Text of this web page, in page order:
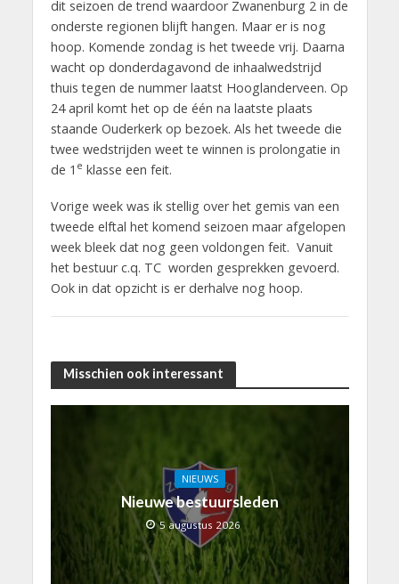
dit seizoen de trend waardoor Zwanenburg 2 in de
onderste regionen blijft hangen. Maar er is nog
hoop. Komende zondag is het tweede vrij. Daarna
wacht op donderdagavond de inhaalwedstrijd
thuis tegen de nummer laatst Hooglanderveen. Op
24 april komt het op de één na laatste plaats
staande Ouderkerk op bezoek. Als het tweede die
twee wedstrijden weet te winnen is prolongatie in
de 1 e klasse een feit.
Vorige week was ik stellig over het gemis van een
tweede elftal het komend seizoen maar afgelopen
week bleek dat nog geen voldongen feit. Vanuit
het bestuur c.q. TC worden gesprekken gevoerd.
Ook in dat opzicht is er derhalve nog hoop.
Misschien ook interessant
NIEUWS
Nieuwe bestuursleden
5 augustus 2026